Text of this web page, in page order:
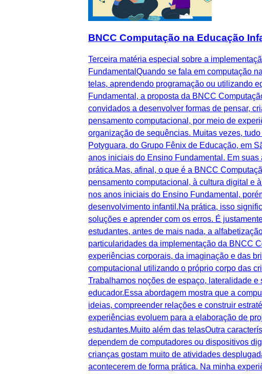
BNCC Computação na Educação
Terceira matéria especial sobre a
FundamentalQuando se fala em computação
telas, aprendendo programação ou utilizando
Fundamental, a proposta da BNCC
convidados a desenvolver formas de pensar,
pensamento computacional, por meio de
organização de sequências. Muitas vezes,
Potyguara, do Grupo Fênix de Educação, em
anos iniciais do Ensino Fundamental. Em
prática.Mas, afinal, o que é a BNCC
pensamento computacional, à cultura digital e
nos anos iniciais do Ensino Fundamental,
desenvolvimento infantil.Na prática, isso
soluções e aprender com os erros. É
estudantes, antes de mais nada, a
particularidades da implementação da BNCC
experiências corporais, da imaginação e das
computacional utilizando o próprio corpo das
Trabalhamos noções de espaço, lateralidade
educador.Essa abordagem mostra que a
ideias, compreender relações e construir
experiências evoluem para a elaboração de
estudantes.Muito além das telasOutra
dependem de computadores ou dispositivos
crianças gostam muito de atividades
acontecerem de forma prática. Na minha